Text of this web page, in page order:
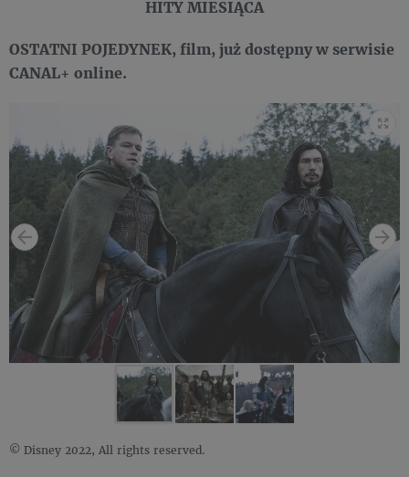
HITY MIESIĄCA
OSTATNI POJEDYNEK, film, już dostępny w serwisie
CANAL+ online.
© Disney 2022, All rights reserved.